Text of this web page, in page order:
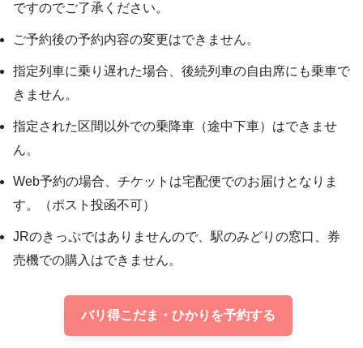
ですのでご了承ください。
ご予約後の予約内容の変更はできません。
指定列車に乗り遅れた場合、後続列車の自由席にも乗車で
きません。
指定された区間以外での乗降車（途中下車）はできませ
ん。
Web予約の場合、チケットは宅配便でのお届けとなりま
す。（ポスト投函不可）
JRのきっぷではありませんので、駅のみどりの窓口、券
売機での購入はできません。
バリ得こだま・ひかりを予約する